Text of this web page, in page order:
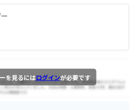
を見るにはログインが必要です